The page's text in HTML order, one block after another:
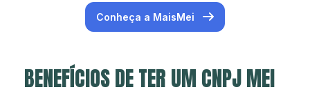
Conheça a MaisMei
BENEFÍCIOS DE TER UM CNPJ MEI